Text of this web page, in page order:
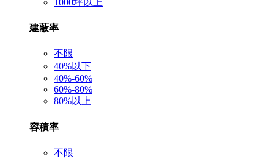
建蔽率
不限
40%以下
40%-60%
60%-80%
80%以上
容積率
不限